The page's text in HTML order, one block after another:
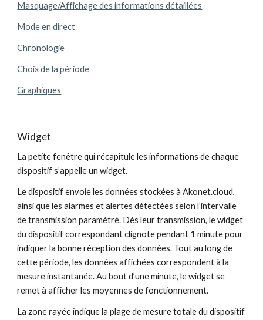
Masquage/Affichage des informations détaillées
Mode en direct
Chronologie
Choix de la période
Graphiques
Widget
La petite fenêtre qui récapitule les informations de chaque
dispositif s’appelle un widget.
Le dispositif envoie les données stockées à Akonet.cloud,
ainsi que les alarmes et alertes détectées selon l’intervalle
de transmission paramétré. Dès leur transmission, le widget
du dispositif correspondant clignote pendant 1 minute pour
indiquer la bonne réception des données. Tout au long de
cette période, les données affichées correspondent à la
mesure instantanée. Au bout d’une minute, le widget se
remet à afficher les moyennes de fonctionnement.
La zone rayée indique la plage de mesure totale du dispositif